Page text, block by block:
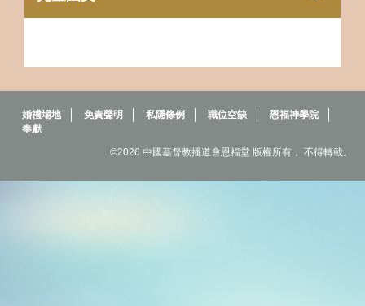
婚禮場地 免責聲明 私隱條例 職位空缺
恩福神學院
奉獻
©2026 中國基督教播道會恩福堂 版權所有， 不得轉載。